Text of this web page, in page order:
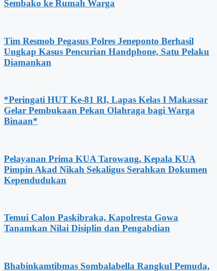
Sembako ke Rumah Warga
Tim Resmob Pegasus Polres Jeneponto Berhasil
Ungkap Kasus Pencurian Handphone, Satu Pelaku
Diamankan
*Peringati HUT Ke-81 RI, Lapas Kelas I Makassar
Gelar Pembukaan Pekan Olahraga bagi Warga
Binaan*
Pelayanan Prima KUA Tarowang, Kepala KUA
Pimpin Akad Nikah Sekaligus Serahkan Dokumen
Kependudukan
Temui Calon Paskibraka, Kapolresta Gowa
Tanamkan Nilai Disiplin dan Pengabdian
Bhabinkamtibmas Sombalabella Rangkul Pemuda,